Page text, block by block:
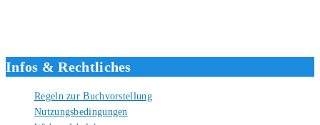
Infos & Rechtliches
Regeln zur Buchvorstellung
Nutzungsbedingungen